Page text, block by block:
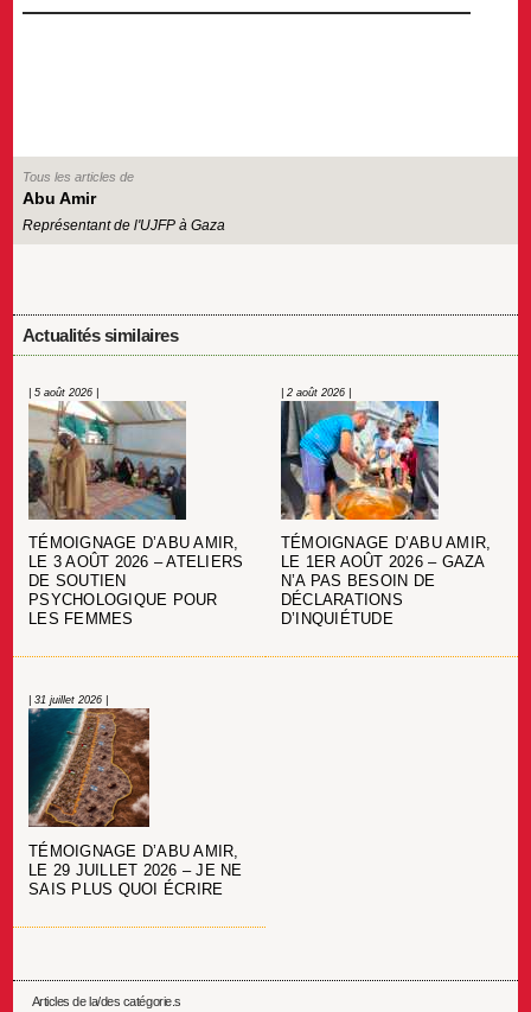
Tous les articles de
Abu Amir
Représentant de l'UJFP à Gaza
Actualités similaires
| 5 août 2026 |
TÉMOIGNAGE D’ABU AMIR,
LE 3 AOÛT 2026 – ATELIERS
DE SOUTIEN
PSYCHOLOGIQUE POUR
LES FEMMES
| 2 août 2026 |
TÉMOIGNAGE D’ABU AMIR,
LE 1ER AOÛT 2026 – GAZA
N’A PAS BESOIN DE
DÉCLARATIONS
D’INQUIÉTUDE
| 31 juillet 2026 |
TÉMOIGNAGE D’ABU AMIR,
LE 29 JUILLET 2026 – JE NE
SAIS PLUS QUOI ÉCRIRE
Articles de la/des catégorie.s